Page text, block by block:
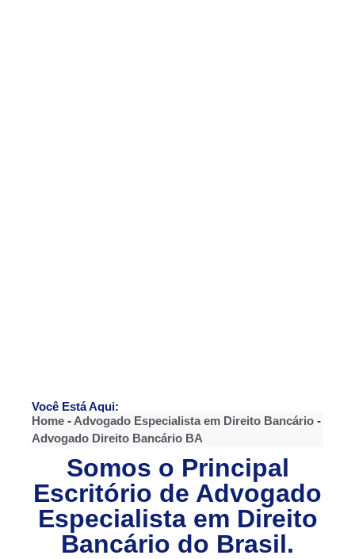
Você Está Aqui:
Home - Advogado Especialista em Direito Bancário -
Advogado Direito Bancário BA
Somos o Principal
Escritório de Advogado
Especialista em Direito
Bancário do Brasil.